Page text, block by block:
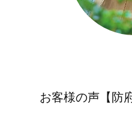
お客様の声【防